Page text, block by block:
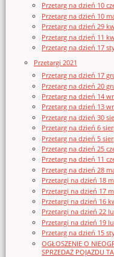
Przetarg na dzień 10
Przetarg na dzień 10
Przetarg na dzień 29
Przetarg na dzień 11
Przetarg na dzień 17
Przetargi 2021
Przetarg na dzień 17
Przetarg na dzień 20
Przetarg na dzień 14
Przetarg na dzień 13
Przetarg na dzień 30
Przetarg na dzień 6
Przetarg na dzień 5
Przetarg na dzień 25
Przetarg na dzień 11
Przetarg na dzień 28
Przetargi na dzień 18
Przetargi na dzień 17
Przetargi na dzień 16
Przetargi na dzień 22
Przetargi na dzień 19
Przetarg na dzień 15
OGŁOSZENIE O
SPRZEDAŻ POJAZDU